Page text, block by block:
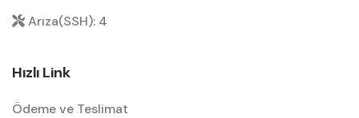
Arıza(SSH): 4
Hızlı Link
Ödeme ve Teslimat